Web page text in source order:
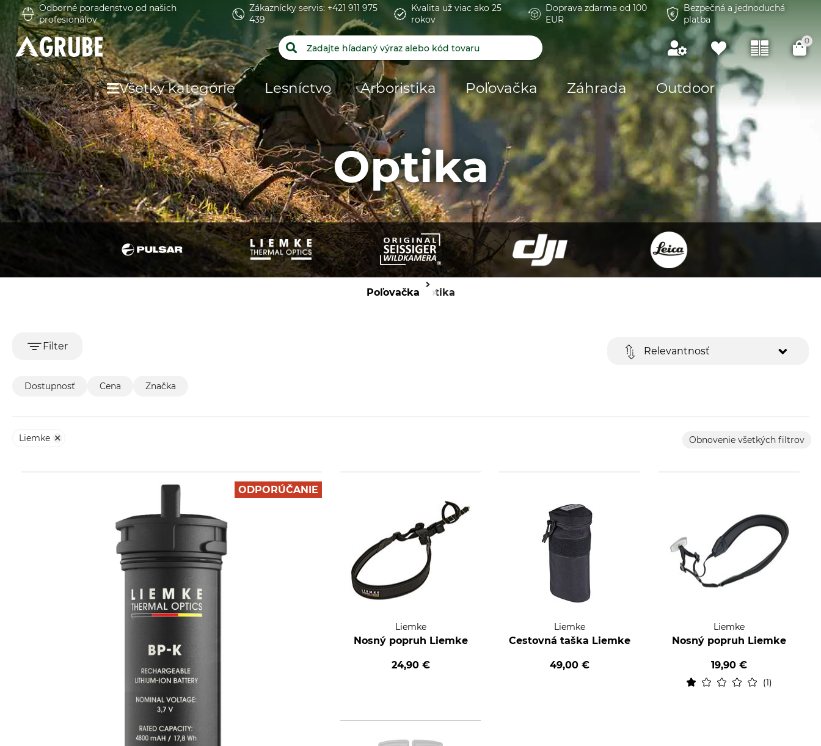
Odborné poradenstvo od našich
profesionálov
Zákaznícky servis: +421 911 975
439
Kvalita už viac ako 25
rokov
Doprava zdarma od 100
EUR
Bezpečná a jednoduchá
platba
0
Všetky kategórie Lesníctvo Arboristika Poľovačka Záhrada Outdoor
Optika
Poľovačka Optika
Filter Relevantnosť
Dostupnosť Cena Značka
Liemke Obnovenie všetkých filtrov
ODPORÚČANIE
Liemke
Nosný popruh Liemke
24,90 €
Liemke
Cestovná taška Liemke
49,00 €
Liemke
Nosný popruh Liemke
19,90 €
1